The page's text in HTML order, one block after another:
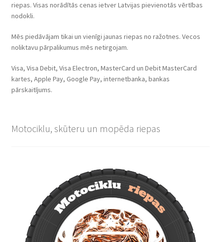
riepas. Visas norādītās cenas ietver Latvijas pievienotās vērtības
nodokli.
Mēs piedāvājam tikai un vienīgi jaunas riepas no ražotnes. Vecos
noliktavu pārpalikumus mēs netirgojam.
Visa, Visa Debit, Visa Electron, MasterCard un Debit MasterCard
kartes, Apple Pay, Google Pay, internetbanka, bankas
pārskaitījums.
Motociklu, skūteru un mopēda riepas